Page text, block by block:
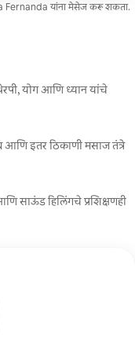
Fernanda यांना मेसेज करू शकता.
योग आणि ध्यान यांचे
आणि इतर ठिकाणी मसाज तंत्रे
साऊंड हिलिंगचे प्रशिक्षणही